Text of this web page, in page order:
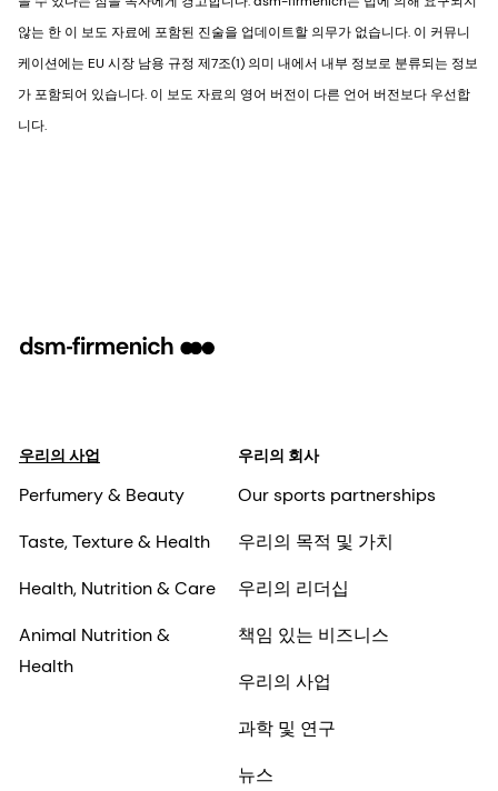
않는 한 이 보도 자료에 포함된 진술을 업데이트할 의무가 없습니다. 이 커뮤니
케이션에는 EU 시장 남용 규정 제7조(1) 의미 내에서 내부 정보로 분류되는 정보
가 포함되어 있습니다. 이 보도 자료의 영어 버전이 다른 언어 버전보다 우선합
니다.
우리의 사업
Perfumery & Beauty
Taste, Texture & Health
Health, Nutrition & Care
Animal Nutrition &
Health
우리의 회사
Our sports partnerships
우리의 목적 및 가치
우리의 리더십
책임 있는 비즈니스
우리의 사업
과학 및 연구
뉴스